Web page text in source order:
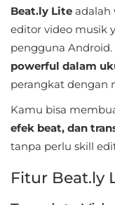
Shooting
Simulation
Sports
Standalone
Story-
Driven
Strategi
Beat.ly Lite adalah
editor video musik
pengguna
powerful dalam
perangkat dengan
Kamu bisa
efek beat, dan
tanpa perlu skill
Fitur Beat.ly